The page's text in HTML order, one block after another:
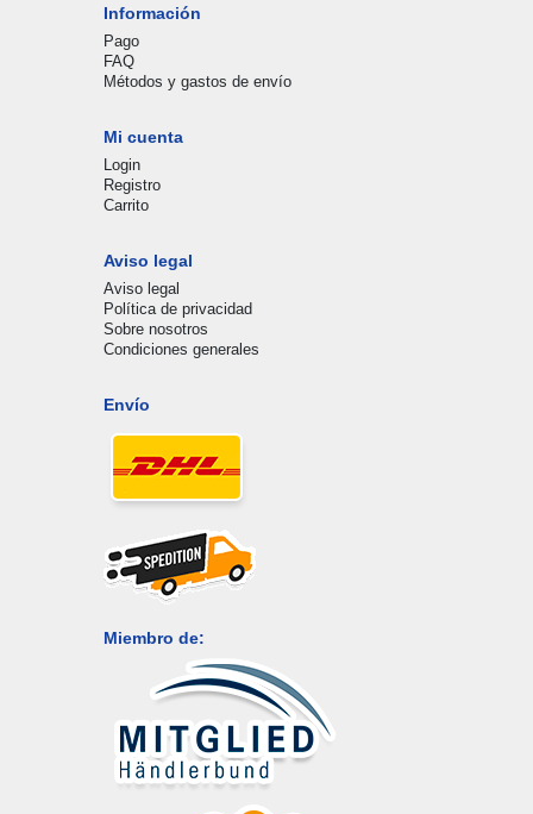
Información
Pago
FAQ
Métodos y gastos de envío
Mi cuenta
Login
Registro
Carrito
Aviso legal
Aviso legal
Política de privacidad
Sobre nosotros
Condiciones generales
Envío
Miembro de: